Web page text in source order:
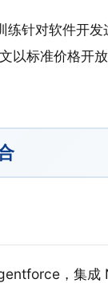
针对软件开发
以标准价格开
，集成